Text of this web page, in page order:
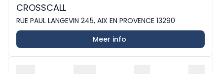
CROSSCALL
RUE PAUL LANGEVIN 245, AIX EN PROVENCE 13290
Meer info